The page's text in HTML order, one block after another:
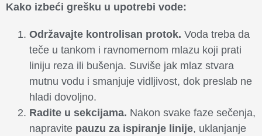
Kako izbeći grešku u upotrebi vode:
Održavajte kontrolisan protok. Voda treba da
teče u tankom i ravnomernom mlazu koji prati
liniju reza ili bušenja. Suviše jak mlaz stvara
mutnu vodu i smanjuje vidljivost, dok preslab ne
hladi dovoljno.
Radite u sekcijama. Nakon svake faze sečenja,
napravite pauzu za ispiranje linije, uklanjanje